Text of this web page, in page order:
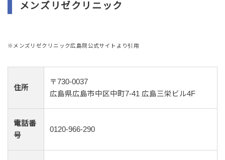
メンズリゼクリニック
※メンズリゼクリニック広島院公式サイトより引用
住所
〒730-0037
広島県広島市中区中町7-41 広島三栄ビル4F
電話番
号
0120-966-290